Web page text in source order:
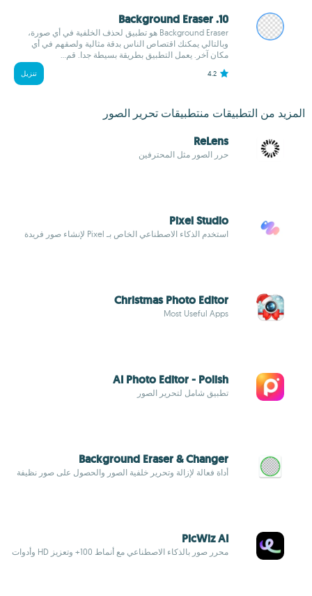
10. Background Eraser
Background Eraser هو تطبيق لحذف الخلفية في أي صورة،
وبالتالي يمكنك اقتصاص الناس بدقة مثالية ولصقهم في أي
مكان آخر. يعمل التطبيق بطريقة بسيطة جدا. قم...
4.2 تنزيل
المزيد من التطبيقات منتطبيقات تحرير الصور
ReLens
حرر الصور مثل المحترفين
Pixel Studio
استخدم الذكاء الاصطناعي الخاص بـ Pixel لإنشاء صور فريدة
Christmas Photo Editor
Most Useful Apps
AI Photo Editor - Polish
تطبيق شامل لتحرير الصور
Background Eraser & Changer
أداة فعالة لإزالة وتحرير خلفية الصور والحصول على صور نظيفة
PicWiz AI
محرر صور بالذكاء الاصطناعي مع أنماط 100+ وتعزيز HD وأدوات